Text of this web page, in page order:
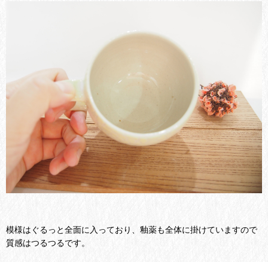
模様はぐるっと全面に入っており、釉薬も全体に掛けていますので
質感はつるつるです。